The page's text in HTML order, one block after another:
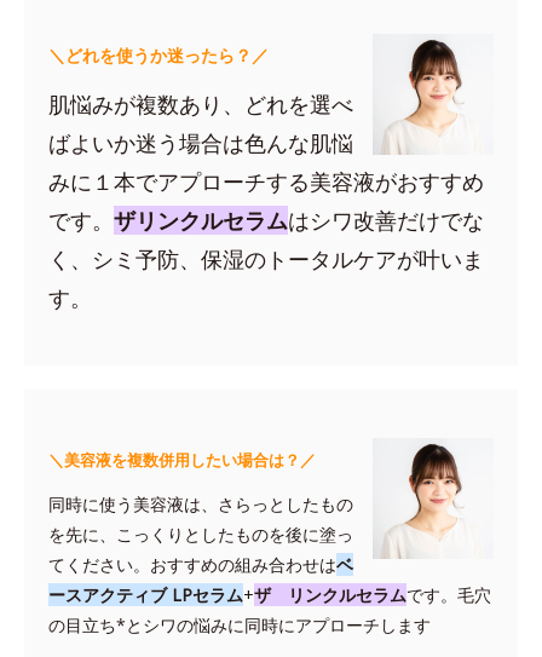
＼どれを使うか迷ったら？／
肌悩みが複数あり、どれを選べ
ばよいか迷う場合は色んな肌悩
みに１本でアプローチする美容液がおすすめ
です。 ザリンクルセラムはシワ改善だけでな
く、シミ予防、保湿のトータルケアが叶いま
す。
＼美容液を複数併用したい場合は？／
同時に使う美容液は、さらっとしたもの
を先に、こっくりとしたものを後に塗っ
てください。おすすめの組み合わせはベ
ースアクティブ LPセラム+ザ リンクルセラムです。毛穴
の目立ち*とシワの悩みに同時にアプローチします